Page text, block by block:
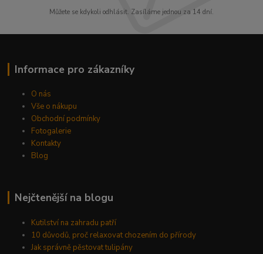
Můžete se kdykoli odhlásit. Zasíláme jednou za 14 dní.
Informace pro zákazníky
O nás
Vše o nákupu
Obchodní podmínky
Fotogalerie
Kontakty
Blog
Nejčtenější na blogu
Kutilství na zahradu patří
10 důvodů, proč relaxovat chozením do přírody
Jak správně pěstovat tulipány